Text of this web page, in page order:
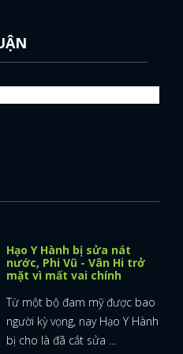
Hạo Y Hành bị sửa nát
nước, Phi Vũ - Vân Hi trở
mặt vì mất vai chính
Từ một bộ đam mỹ được bao
người kỳ vọng, nay Hạo Y Hành
bị cho là đã cắt sửa ...